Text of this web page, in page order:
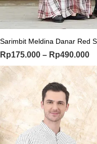
Sarimbit Meldina Danar Red
Rp175.000 – Rp490.000